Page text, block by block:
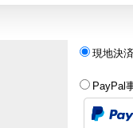
現地決済
PayPal